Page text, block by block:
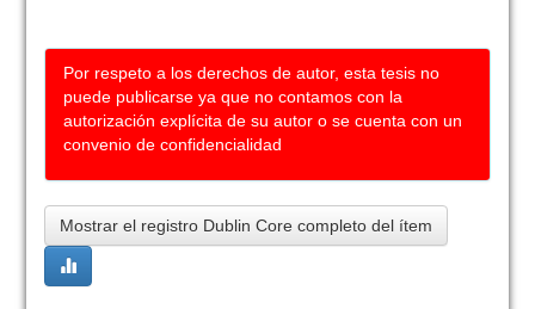
Por respeto a los derechos de autor, esta tesis no
puede publicarse ya que no contamos con la
autorización explícita de su autor o se cuenta con un
convenio de confidencialidad
Mostrar el registro Dublin Core completo del ítem